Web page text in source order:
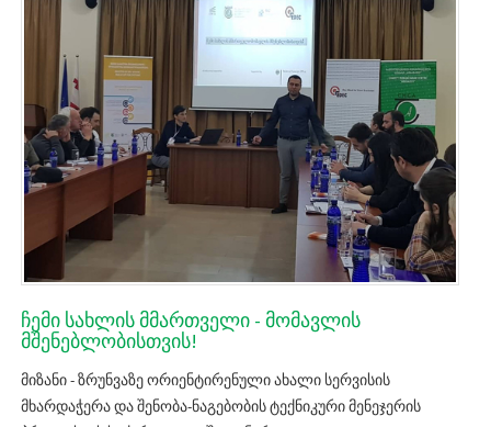
ჩემი სახლის მმართველი - მომავლის
მშენებლობისთვის!
მიზანი - ზრუნვაზე ორიენტირენული ახალი სერვისის
მხარდაჭერა და შენობა-ნაგებობის ტექნიკური მენეჯერის